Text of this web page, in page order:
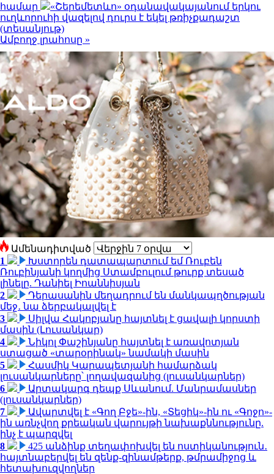
համար
«Շերեմետևո» օդանավակայանում երկու
ուղևորուհի վազելով դուրս է եկել թռիչքադաշտ
(տեսանյութ)
Ամբողջ լրահոսը »
Ամենադիտված
1
Խստորեն դատապարտում եմ Ռուբեն
Ռուբինյանի կողմից Ստամբուլում թուրք տեսած
լինելը. Դանիել Իոաննիսյան
2
Դերասանին մեղադրում են մանկապղծության
մեջ․ նա ձերբակալվել է
3
Սիլվա Հակոբյանը հայտնել է ցավալի կորստի
մասին (Լուսանկար)
4
Նիկոլ Փաշինյանը հայտնել է առավոտյան
ստացած «տարօրինակ» նամակի մասին
5
Հասմիկ Կարապետյանի համարձակ
լուսանկարները՝ լողավազանից (լուսանկարներ)
6
Արտակարգ դեպք Սևանում. Մանրամասներ
(լուսանկարներ)
7
Ավարտվել է «Գող Բջե»-ին, «Տեցիկ»-ին ու «Գոջո»-
ին առնչվող քրեական վարույթի նախաքննությունը.
ինչ է պարզվել
8
425 անձինք տեղափոխվել են ոստիկանություն․
հայտնաբերվել են զենք-զինամթերք, թմրամիջոց և
հետախուզվողներ